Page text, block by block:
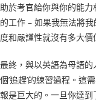
助於考官給你與你的能
的工作 – 如果我無法將
度和嚴謹性就沒有多大價
最終，與以英語為母語
個’追趕’的練習過程。這
報是巨大的。一旦你達